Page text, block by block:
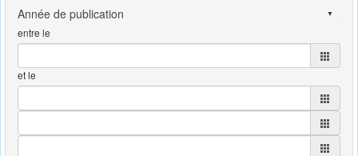
entre le
et le